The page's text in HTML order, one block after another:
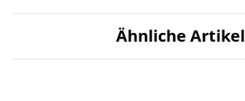
Ähnliche Artikel